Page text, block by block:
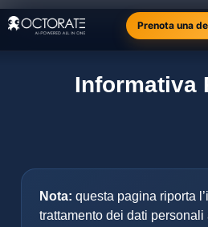
Prenota una
Informativa
Nota: questa pagina riporta
trattamento dei dati personali